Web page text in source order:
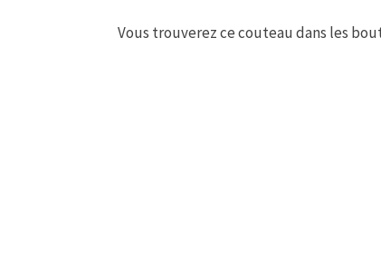
Vous trouverez ce couteau dans les